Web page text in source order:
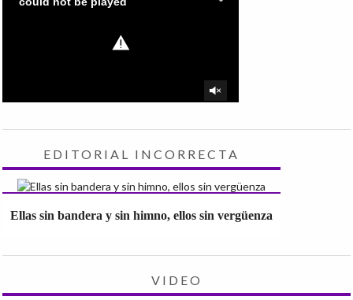
EDITORIAL INCORRECTA
Ellas sin bandera y sin himno, ellos sin vergüenza
VIDEO